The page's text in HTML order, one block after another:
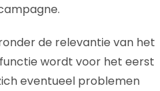
de relevantie van het
wordt voor het eerst
eventueel problemen